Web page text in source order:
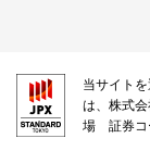
当サイト
は、株式
場 証券コ